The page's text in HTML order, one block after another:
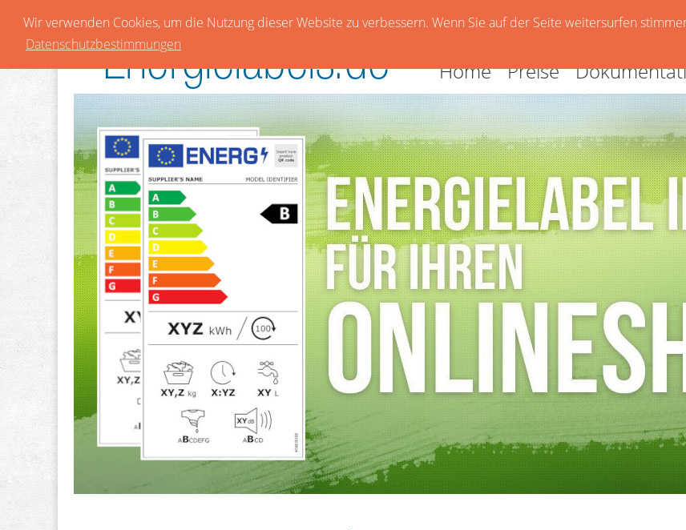
Wir verwenden Cookies, um die Nutzung dieser Website zu verbessern. Wenn Sie auf der Seite weitersurfen
Datenschutzbestimmungen
Home Preise